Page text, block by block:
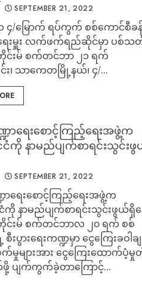
SEPTEMBER 21, 2022
/မြောက် ရပ်ကွက် စစ်ကောင်စီခ
ေးမှူး လက်ဖက်ရည်ဆိုင်မှာ ပစ်သ
င်းမ် စက်တင်ဘာ ၂၁ ရက်
၊ သာကေတမြို့နယ်၊ ၄/...
ဍာရေးစောင့်ကြည့်ရေးအဖွဲ့က
င်ငံကို နာမည်ပျက်စာရင်းသွင်း
SEPTEMBER 21, 2022
ာရေးစောင့်ကြည့်ရေးအဖွဲ့က
ငံကို နာမည်ပျက်စာရင်းသွင်းဖွယ်ရှိ
င်းမ် စက်တင်ဘာလ ၂၀ ရက် စစ်
းပွားရေးကဏ္ဍမှာ ငွေကြေးခဝါခ
မှုများအား ငွေကြေးထောက်ပံ့
ပျက်ကွက်ခဲ့တာကြောင့်...